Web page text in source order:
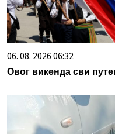
06. 08. 2026 06:32
Овог викенда сви